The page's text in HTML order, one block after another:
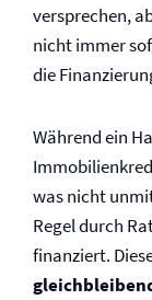
versprechen,
nicht immer
die
Während ein
was nicht
Regel durch
finanziert.